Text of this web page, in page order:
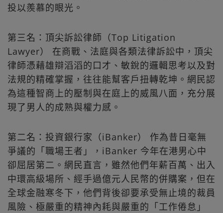
投以羨慕的眼光。
第三名：頂尖訴訟律師（Top Litigation
Lawyer） 在商戰、法庭與各類法律訴訟中，頂尖
律師憑藉雄辯滔滔的口才、敏銳的邏輯思考以及對
法規的精確掌握，往往能幫客戶扭轉乾坤。網民認
為這種智商上的壓制與在庭上的威風八面，充分展
現了男人的成熟與權力感。
第二名：投資銀行家（iBanker） 作為昔日毫無
爭議的「職場王者」，iBanker 今年在港男心中
卻屈居第二。網民直言，雖然他們年薪百萬、出入
中環高級場所、經手過億元人民幣的併購案，但在
全球金融寒冬下，他們背後卻要承受無止境的裁員
風險、極嚴重的精神內耗與嚴重的「工作倦怠」